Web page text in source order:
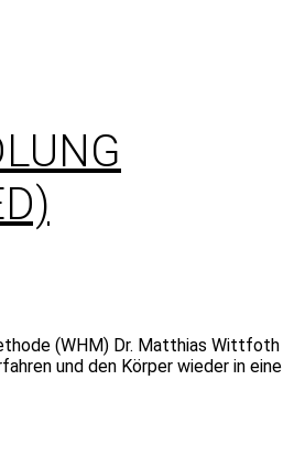
(WHM) Dr. Matthias Wittfoth
und den Körper wieder in eine